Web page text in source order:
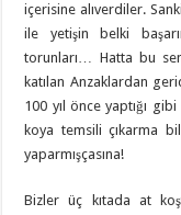
içerisine alıverdiler.
ile yetişin belki
torunları… Hatta bu
katılan Anzaklardan
100 yıl önce yaptığı
koya temsili çıkarma
yaparmışçasına!
Bizler üç kıtada at